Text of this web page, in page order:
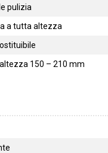
pulizia
a tutta altezza
150 – 210 mm